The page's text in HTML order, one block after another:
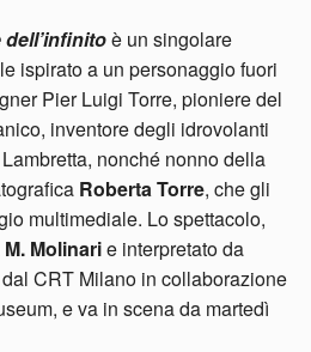
è un singolare
ispirato a un personaggio fuori
Pier Luigi Torre, pioniere del
inventore degli idrovolanti
nonché nonno della
Roberta Torre, che gli
multimediale. Lo spettacolo,
Molinarie interpretato da
CRT Milano in collaborazione
e va in scena da martedì